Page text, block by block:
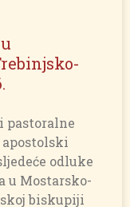
pastoralne
apostolski
odluke
u Mostarsko-
biskupiji